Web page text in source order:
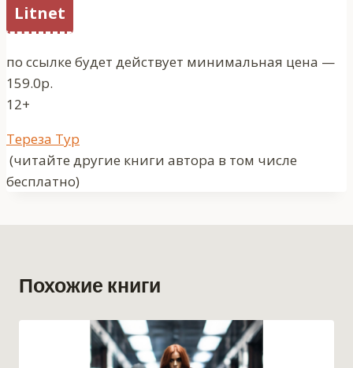
Litnet
по ссылке будет действует минимальная цена —
159.0р.
12+
Метки
записи:
Тереза Тур
(читайте другие книги автора в том числе
бесплатно)
Похожие книги